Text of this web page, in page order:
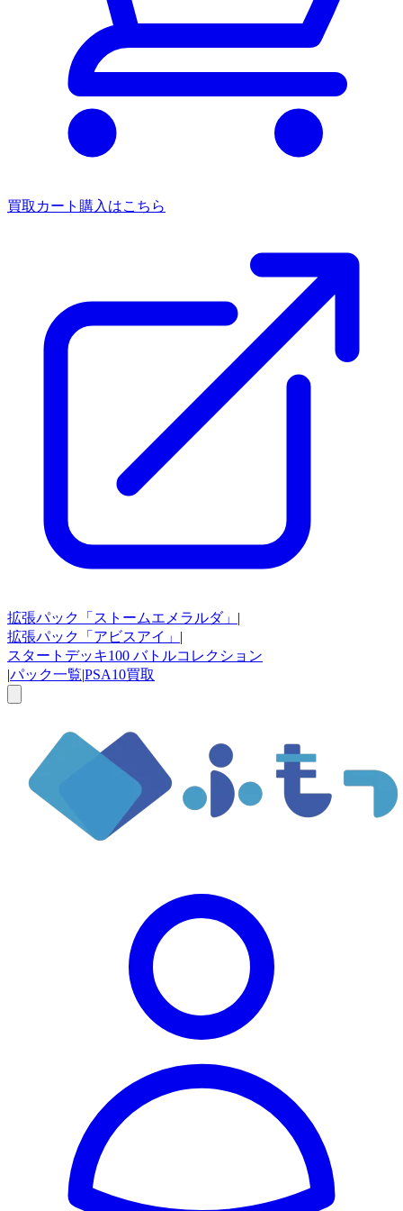
買取カート 購入はこちら
拡張パック 「ストームエメラルダ」 |
拡張パック
「アビスアイ」 |
スタートデッキ100 バトルコレクション
|パック一覧|PSA10買取